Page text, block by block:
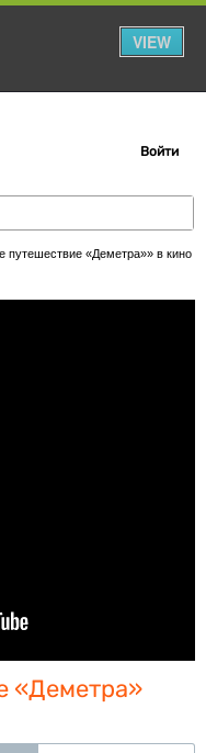
VIEW
Войти
«Деметра»» в кинотеатрах Черниговки. Купить билеты!
«Деметра»